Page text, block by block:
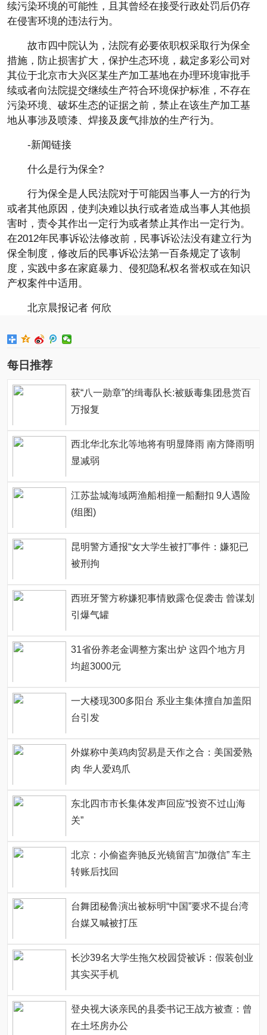
续污染环境的可能性，且其曾经在接受行政处罚后仍存
在侵害环境的违法行为。
故市四中院认为，法院有必要依职权采取行为保全
措施，防止损害扩大，保护生态环境，裁定多彩公司对
其位于北京市大兴区某生产加工基地在办理环境审批手
续或者向法院提交继续生产符合环境保护标准，不存在
污染环境、破坏生态的证据之前，禁止在该生产加工基
地从事涉及喷漆、焊接及废气排放的生产行为。
-新闻链接
什么是行为保全?
行为保全是人民法院对于可能因当事人一方的行为
或者其他原因，使判决难以执行或者造成当事人其他损
害时，责令其作出一定行为或者禁止其作出一定行为。
在2012年民事诉讼法修改前，民事诉讼法没有建立行为
保全制度，修改后的民事诉讼法第一百条规定了该制
度，实践中多在家庭暴力、侵犯隐私权名誉权或在知识
产权案件中适用。
北京晨报记者 何欣
每日推荐
获“八一勋章”的缉毒队长:被贩毒集团悬赏百
万报复
西北华北东北等地将有明显降雨 南方降雨明
显减弱
江苏盐城海域两渔船相撞一船翻扣 9人遇险
(组图)
昆明警方通报“女大学生被打”事件：嫌犯已
被刑拘
西班牙警方称嫌犯事情败露仓促袭击 曾谋划
引爆气罐
31省份养老金调整方案出炉 这四个地方月
均超3000元
一大楼现300多阳台 系业主集体擅自加盖阳
台引发
外媒称中美鸡肉贸易是天作之合：美国爱熟
肉 华人爱鸡爪
东北四市市长集体发声回应“投资不过山海
关”
北京：小偷盗奔驰反光镜留言“加微信” 车主
转账后找回
台舞团秘鲁演出被标明“中国”要求不提台湾
台媒又喊被打压
长沙39名大学生拖欠校园贷被诉：假装创业
其实买手机
登央视大谈亲民的县委书记王战方被查：曾
在土坯房办公